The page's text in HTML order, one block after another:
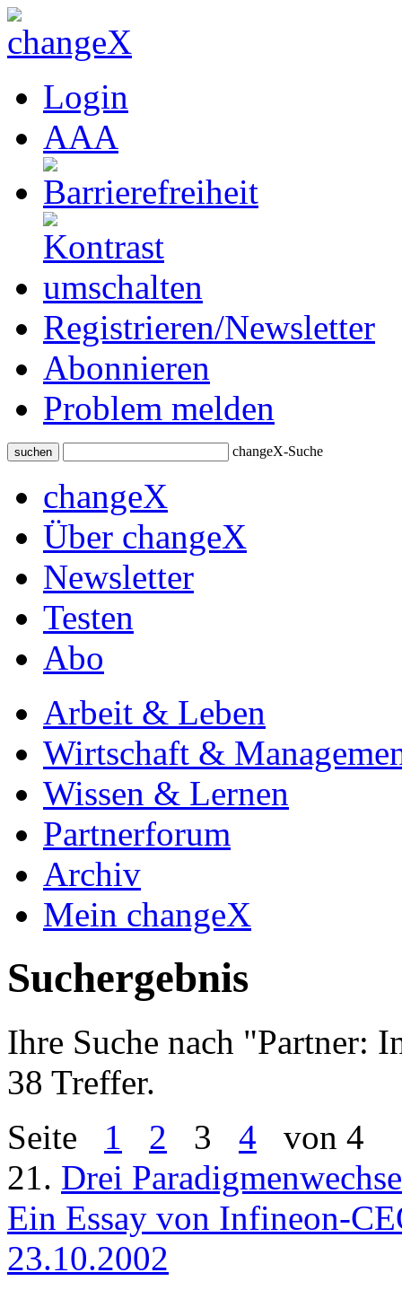
Login
AAA
Registrieren/Newsletter
Abonnieren
Problem melden
suchen changeX-Suche
changeX
Über changeX
Newsletter
Testen
Abo
Arbeit & Leben
Wirtschaft &
Wissen & Lernen
Partnerforum
Archiv
Mein changeX
Suchergebnis
Ihre Suche nach "Partner:
38 Treffer.
Seite 1 2 3 4 von 4
21. Drei
Ein Essay von Infineon-
23.10.2002